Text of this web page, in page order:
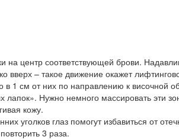
на центр соответствующей брови.
вверх – такое движение окажет
1 см от них по направлению к височной
лапок». Нужно немного массировать эти
кожу.
уголков глаз помогут избавиться от
3 раза.